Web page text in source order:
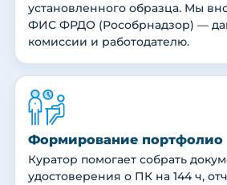
установленного образца. Мы
ФИС ФРДО (Рособрнадзор) —
комиссии и работодателю.
Формирование портфолио
Куратор помогает собрать
удостоверения о ПК на 144 ч,